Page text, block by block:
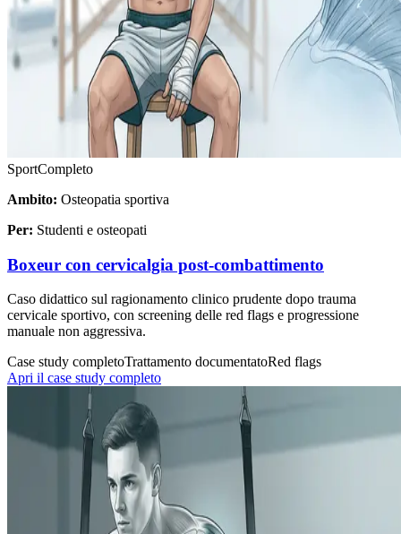
SportCompleto
Ambito: Osteopatia sportiva
Per: Studenti e osteopati
Boxeur con cervicalgia post-combattimento
Caso didattico sul ragionamento clinico prudente dopo trauma
cervicale sportivo, con screening delle red flags e progressione
manuale non aggressiva.
Case study completoTrattamento documentatoRed flags
Apri il case study completo